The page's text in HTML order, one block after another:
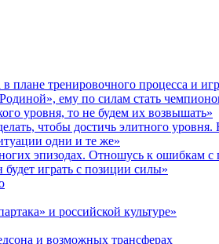
плане тренировочного процесса и
ему по силам стать
уровня, то не будем их возвышать»
чтобы достичь элитного
одни и те же»
эпизодах. Отношусь к ошибкам
играть с позиции силы»
и российской культуре»
и возможных трансферах